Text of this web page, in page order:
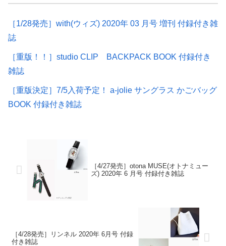
［1/28発売］with(ウィズ) 2020年 03 月号 増刊 付録付き雑
誌
［重版！！］studio CLIP BACKPACK BOOK 付録付き
雑誌
［重版決定］7/5入荷予定！ a-jolie サングラス かごバッグ
BOOK 付録付き雑誌
［4/27発売］otona MUSE(オトナミュー
ズ) 2020年 6 月号 付録付き雑誌
［4/28発売］リンネル 2020年 6月号 付録
付き雑誌